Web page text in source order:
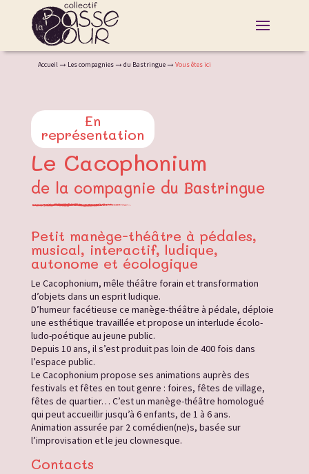
Accueil Les compagnies du Bastringue Vous êtes ici
En
représentation
Le Cacophonium
de la compagnie du Bastringue
Petit manège-théâtre à pédales,
musical, interactif, ludique,
autonome et écologique
Le Cacophonium, mêle théâtre forain et transformation
d’objets dans un esprit ludique.
D’humeur facétieuse ce manège-théâtre à pédale, déploie
une esthétique travaillée et propose un interlude écolo-
ludo-poétique au jeune public.
Depuis 10 ans, il s’est produit pas loin de 400 fois dans
l’espace public.
Le Cacophonium propose ses animations auprès des
festivals et fêtes en tout genre : foires, fêtes de village,
fêtes de quartier… C’est un manège-théâtre homologué
qui peut accueillir jusqu’à 6 enfants, de 1 à 6 ans.
Animation assurée par 2 comédien(ne)s, basée sur
l’improvisation et le jeu clownesque.
Contacts